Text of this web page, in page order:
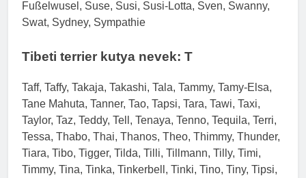
Fußelwusel, Suse, Susi, Susi-Lotta, Sven, Swanny,
Swat, Sydney, Sympathie
Tibeti terrier kutya nevek: T
Taff, Taffy, Takaja, Takashi, Tala, Tammy, Tamy-Elsa,
Tane Mahuta, Tanner, Tao, Tapsi, Tara, Tawi, Taxi,
Taylor, Taz, Teddy, Tell, Tenaya, Tenno, Tequila, Terri,
Tessa, Thabo, Thai, Thanos, Theo, Thimmy, Thunder,
Tiara, Tibo, Tigger, Tilda, Tilli, Tillmann, Tilly, Timi,
Timmy, Tina, Tinka, Tinkerbell, Tinki, Tino, Tiny, Tipsi,